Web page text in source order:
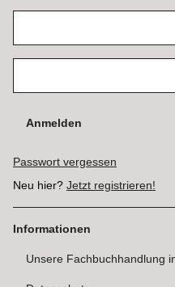
Anmelden
Passwort vergessen
Neu hier? Jetzt registrieren!
Informationen
Unsere Fachbuchhandlung